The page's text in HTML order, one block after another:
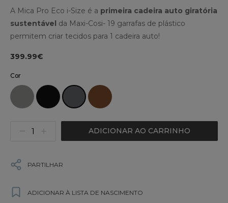
A Mica Pro Eco i-Size é a primeira cadeira auto giratória
sustentável da Maxi-Cosi- 19 garrafas de plástico
permitem criar tecidos para 1 cadeira auto!
399.99€
Cor
ADICIONAR AO CARRINHO
PARTILHAR
ADICIONAR À LISTA DE NASCIMENTO